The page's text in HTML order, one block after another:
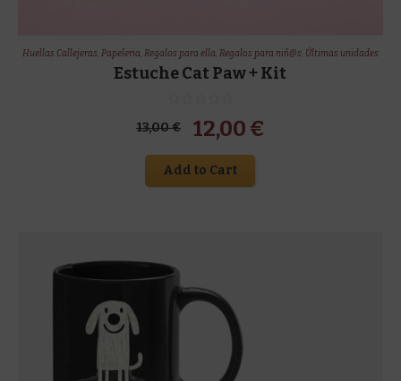
Huellas Callejeras, Papeleria, Regalos para ella, Regalos para niñ@s, Últimas unidades
Estuche Cat Paw + Kit
13,00€
El
precio
original
12,00 €
Add to Cart